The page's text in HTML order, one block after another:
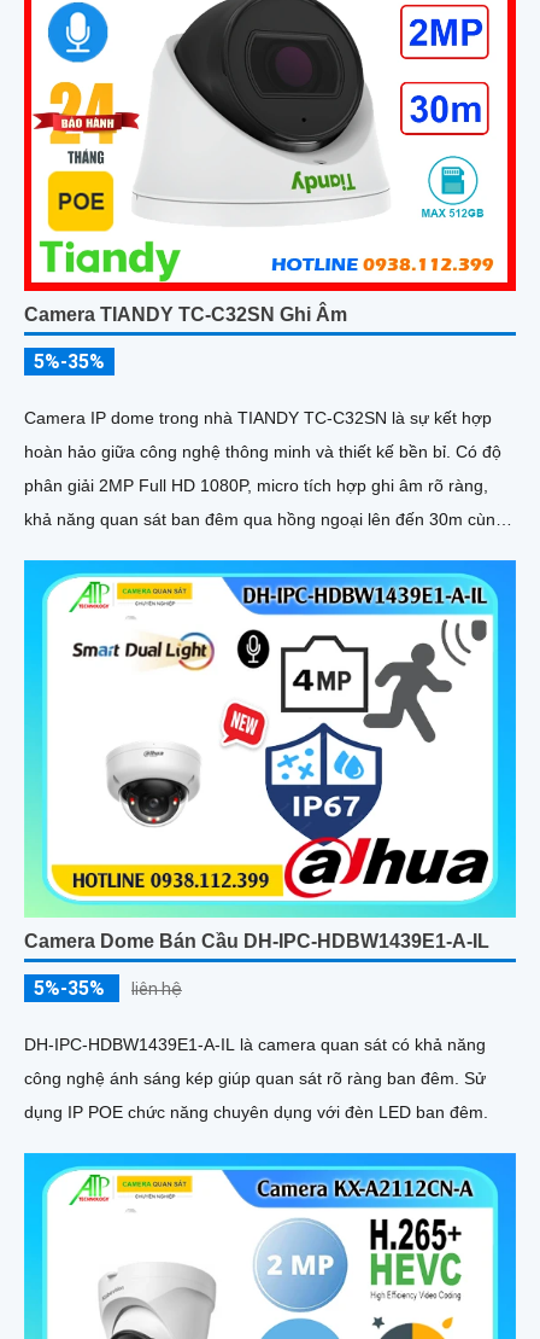
Camera TIANDY TC-C32SN Ghi Âm
5%-35%
Camera IP dome trong nhà TIANDY TC-C32SN là sự kết hợp
hoàn hảo giữa công nghệ thông minh và thiết kế bền bỉ. Có độ
phân giải 2MP Full HD 1080P, micro tích hợp ghi âm rõ ràng,
khả năng quan sát ban đêm qua hồng ngoại lên đến 30m cùng
sát liên tục và chất lượng cao, hỗ trợ POE đạt chuẩn IP66 chống
bụi nước vỏ kim loại chắc chắn
Camera Dome Bán Cầu DH-IPC-HDBW1439E1-A-IL
5%-35% liên hệ
DH-IPC-HDBW1439E1-A-IL là camera quan sát có khả năng
công nghệ ánh sáng kép giúp quan sát rõ ràng ban đêm. Sử
dụng IP POE chức năng chuyên dụng với đèn LED ban đêm.